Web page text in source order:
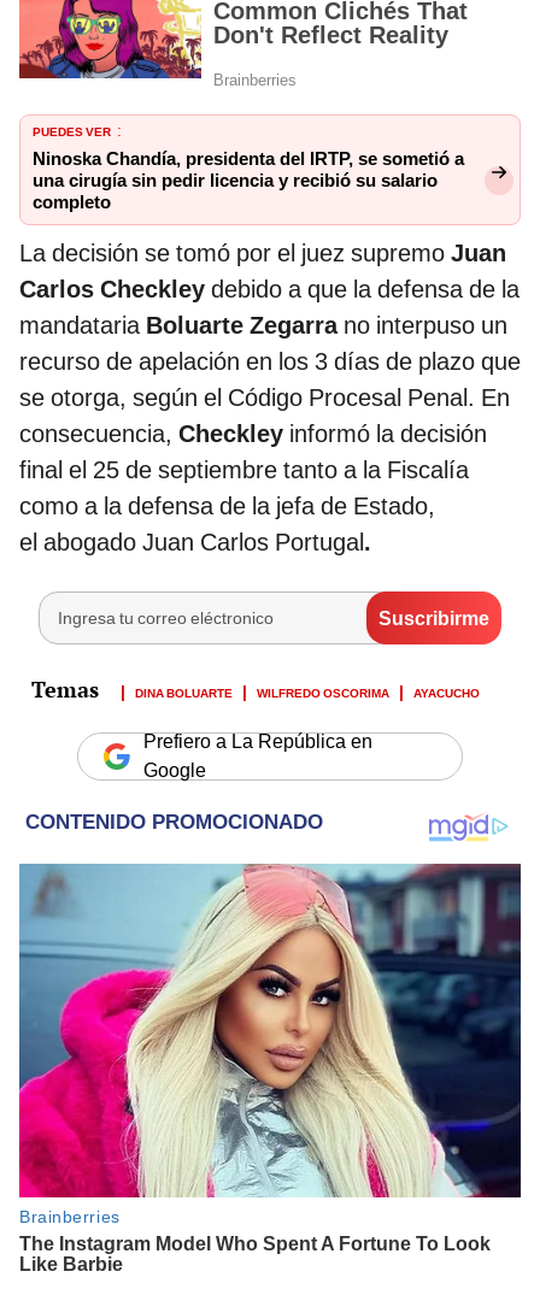
PUEDES VER :
Ninoska Chandía, presidenta del IRTP, se sometió a
una cirugía sin pedir licencia y recibió su salario
completo
La decisión se tomó por el juez supremo Juan
Carlos Checkley debido a que la defensa de la
mandatariaBoluarte Zegarrano interpuso un
recurso de apelación en los 3 días de plazo que
se otorga, según el Código Procesal Penal. En
consecuencia, Checkley informó la decisión
final el 25 de septiembre tanto a la Fiscalía
como a la defensa de la jefa de Estado,
el abogado Juan Carlos Portugal.
DINA BOLUARTE WILFREDO OSCORIMA AYACUCHO
Prefiero a La República en
Google